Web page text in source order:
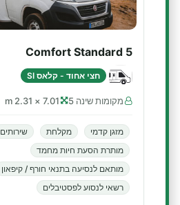
Comfort Standard 5
חצי אחוד - קלאס SI
מקומות שינה 5 7.01 × 2.31 m
מזגן קדמי מקלחת
שירותים
מותרת הסעת חיות מחמד
מותאם לנסיעה בתנאי חורף / קיפאון
רשאי לנסוע לפסטיבלים